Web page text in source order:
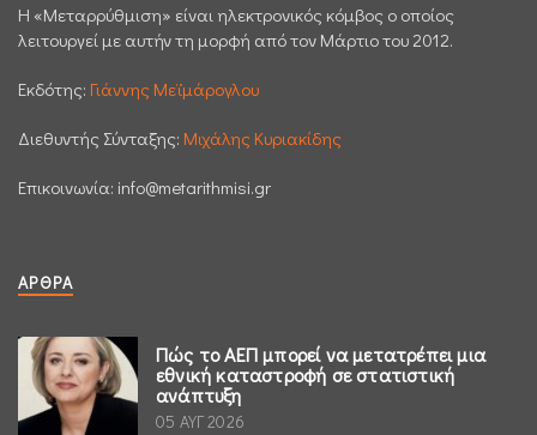
H «Μεταρρύθμιση» είναι ηλεκτρονικός κόμβος ο οποίος
λειτουργεί με αυτήν τη μορφή από τον Μάρτιο του 2012.
Εκδότης: Γιάννης Μεϊμάρογλου
Διεθυντής Σύνταξης: Μιχάλης Κυριακίδης
Επικοινωνία: info@metarithmisi.gr
ΆΡΘΡΑ
Πώς το ΑΕΠ μπορεί να μετατρέπει μια
εθνική καταστροφή σε στατιστική
ανάπτυξη
05 ΑΥΓ 2026